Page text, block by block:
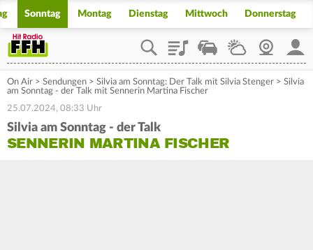
Sonntag Montag Dienstag Mittwoch Donnerstag
PlaylistStaupilotWetterWebcam
On Air > Sendungen > Silvia am Sonntag: Der Talk mit Silvia Stenger > Silvia
am Sonntag - der Talk mit Sennerin Martina Fischer
25.07.2024, 08:33 Uhr
Silvia am Sonntag - der Talk
SENNERIN MARTINA FISCHER